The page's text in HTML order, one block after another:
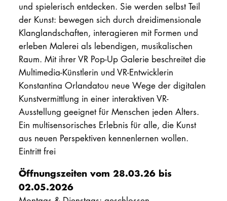
und spielerisch entdecken. Sie werden selbst Teil
der Kunst: bewegen sich durch dreidimensionale
Klanglandschaften, interagieren mit Formen und
erleben Malerei als lebendigen, musikalischen
Raum. Mit ihrer VR Pop-Up Galerie beschreitet die
Multimedia-Künstlerin und VR-Entwicklerin
Konstantina Orlandatou neue Wege der digitalen
Kunstvermittlung in einer interaktiven VR-
Ausstellung geeignet für Menschen jeden Alters.
Ein multisensorisches Erlebnis für alle, die Kunst
aus neuen Perspektiven kennenlernen wollen.
Eintritt frei
Öffnungszeiten vom 28.03.26 bis
02.05.2026